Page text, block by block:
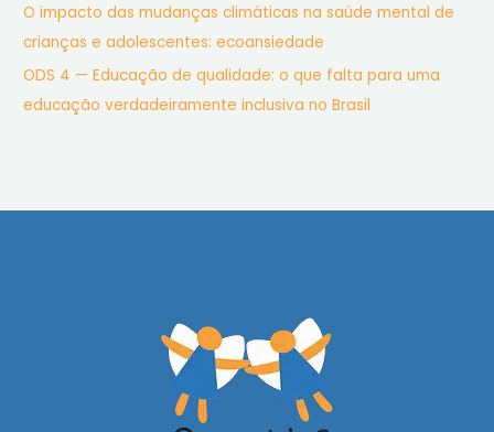
O impacto das mudanças climáticas na saúde mental de
crianças e adolescentes: ecoansiedade
ODS 4 — Educação de qualidade: o que falta para uma
educação verdadeiramente inclusiva no Brasil